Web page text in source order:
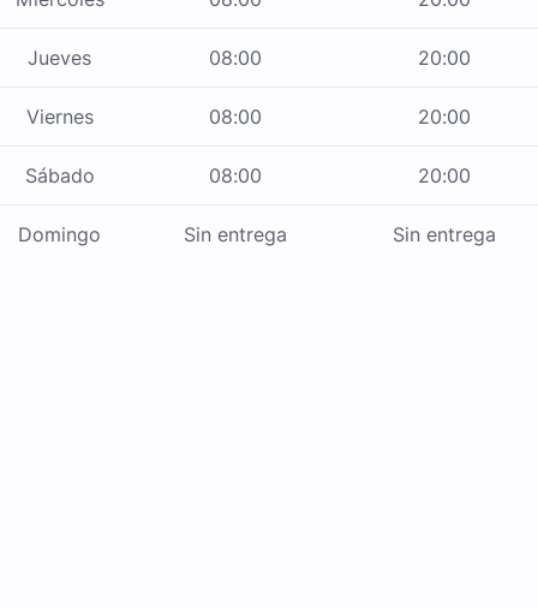
Jueves 08:00 20:00
Viernes 08:00 20:00
Sábado 08:00 20:00
Domingo Sin entrega Sin entrega